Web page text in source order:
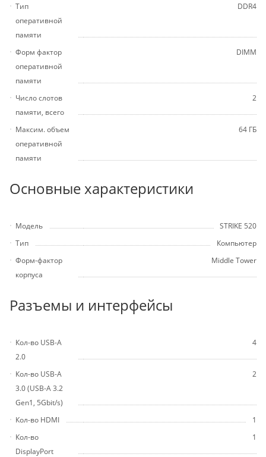
Тип
оперативной
памяти
DDR4
Форм фактор
оперативной
памяти
DIMM
Число слотов
памяти, всего
2
Максим. объем
оперативной
памяти
64 ГБ
Основные характеристики
Модель
STRIKE 520
Тип
Компьютер
Форм-фактор
корпуса
Middle Tower
Разъемы и интерфейсы
Кол-во USB-A
2.0
4
Кол-во USB-A
3.0 (USB-A 3.2
Gen1, 5Gbit/s)
2
Кол-во HDMI
1
Кол-во
DisplayPort
1